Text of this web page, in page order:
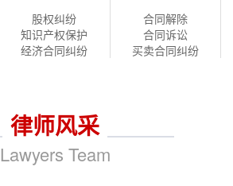
股权纠纷
知识产权保护
经济合同纠纷
合同解除
合同诉讼
买卖合同纠纷
律师风采
Lawyers Team